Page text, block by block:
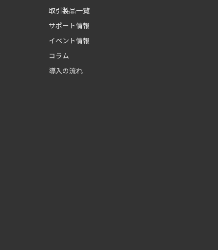
取引製品一覧
サポート情報
イベント情報
コラム
導入の流れ